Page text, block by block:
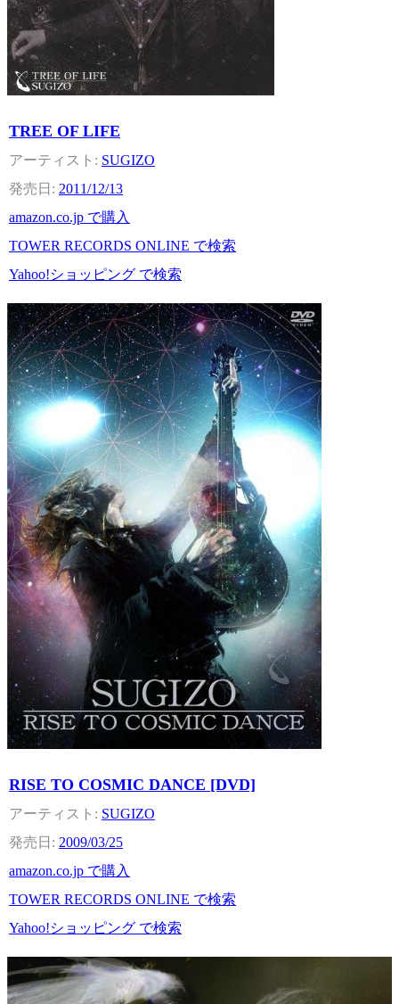
TREE OF LIFE
SUGIZO
2011/12/13
amazon.co.jp で購入
TOWER RECORDS ONLINE で検索
Yahoo!ショッピング で検索
RISE TO COSMIC DANCE [DVD]
SUGIZO
2009/03/25
amazon.co.jp で購入
TOWER RECORDS ONLINE で検索
Yahoo!ショッピング で検索